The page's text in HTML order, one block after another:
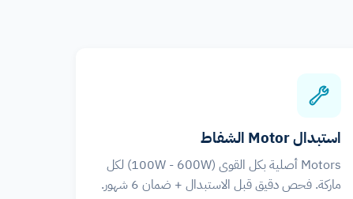
استبدال Motor الشفاط
Motors أصلية بكل القوى (100W - 600W) لكل
ماركة. فحص دقيق قبل الاستبدال + ضمان 6 شهور.